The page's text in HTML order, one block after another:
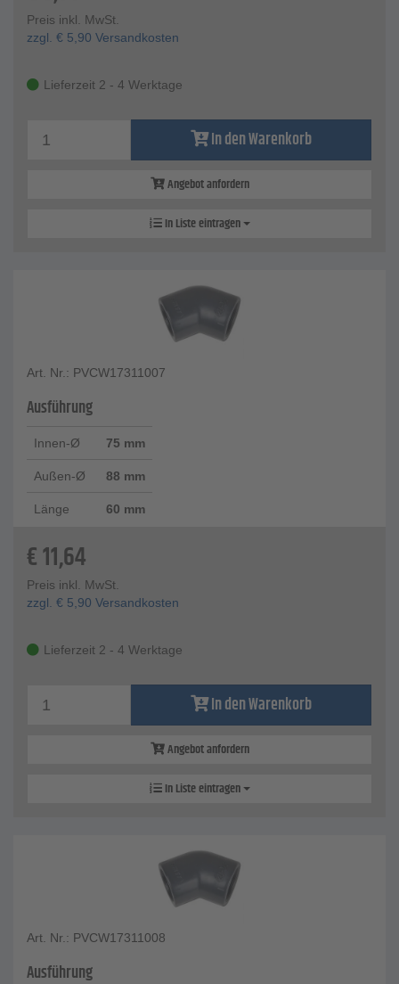
Preis inkl. MwSt.
zzgl. € 5,90 Versandkosten
Lieferzeit 2 - 4 Werktage
In den Warenkorb
Angebot anfordern
In Liste eintragen
Art. Nr.: PVCW17311007
Ausführung
Innen-Ø 75 mm
Außen-Ø 88 mm
Länge 60 mm
€11,64
Preis inkl. MwSt.
zzgl. € 5,90 Versandkosten
Lieferzeit 2 - 4 Werktage
In den Warenkorb
Angebot anfordern
In Liste eintragen
Art. Nr.: PVCW17311008
Ausführung